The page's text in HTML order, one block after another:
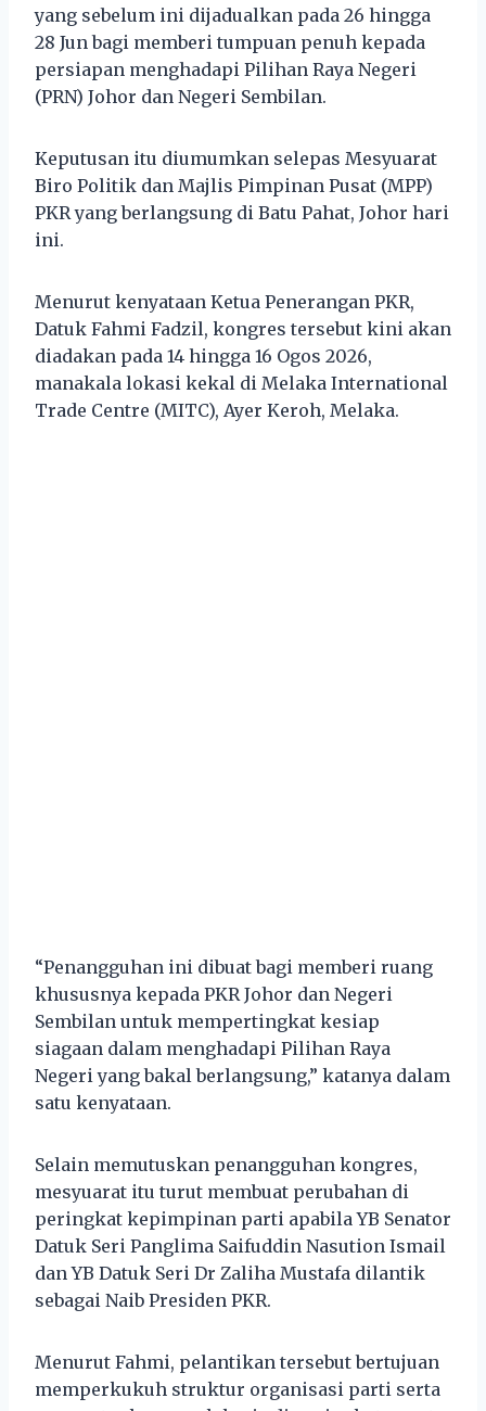
yang sebelum ini dijadualkan pada 26 hingga
28 Jun bagi memberi tumpuan penuh kepada
persiapan menghadapi Pilihan Raya Negeri
(PRN) Johor dan Negeri Sembilan.
Keputusan itu diumumkan selepas Mesyuarat
Biro Politik dan Majlis Pimpinan Pusat (MPP)
PKR yang berlangsung di Batu Pahat, Johor hari
ini.
Menurut kenyataan Ketua Penerangan PKR,
Datuk Fahmi Fadzil, kongres tersebut kini akan
diadakan pada 14 hingga 16 Ogos 2026,
manakala lokasi kekal di Melaka International
Trade Centre (MITC), Ayer Keroh, Melaka.
“Penangguhan ini dibuat bagi memberi ruang
khususnya kepada PKR Johor dan Negeri
Sembilan untuk mempertingkat kesiap
siagaan dalam menghadapi Pilihan Raya
Negeri yang bakal berlangsung,” katanya dalam
satu kenyataan.
Selain memutuskan penangguhan kongres,
mesyuarat itu turut membuat perubahan di
peringkat kepimpinan parti apabila YB Senator
Datuk Seri Panglima Saifuddin Nasution Ismail
dan YB Datuk Seri Dr Zaliha Mustafa dilantik
sebagai Naib Presiden PKR.
Menurut Fahmi, pelantikan tersebut bertujuan
memperkukuh struktur organisasi parti serta